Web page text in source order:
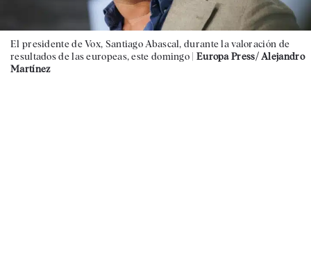
El presidente de Vox, Santiago Abascal, durante la valoración de
resultados de las europeas, este domingo | Europa Press/ Alejandro
Martínez